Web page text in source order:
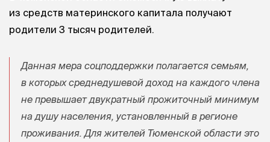
из средств материнского капитала получают
родители 3 тысяч родителей.
Данная мера соцподдержки полагается семьям,
в которых среднедушевой доход на каждого члена
не превышает двукратный прожиточный минимум
на душу населения, установленный в регионе
проживания. Для жителей Тюменской области это